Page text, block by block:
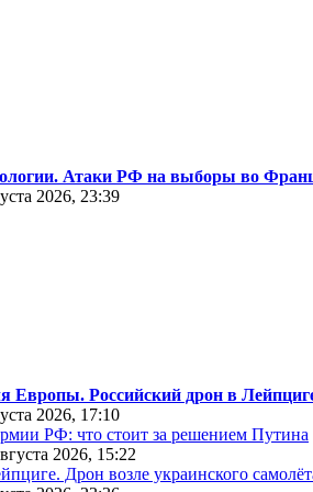
Атаки РФ на выборы во
2026, 23:39
Европы. Российский дрон в
2026, 17:10
РФ: что стоит за решением Путина
2026, 15:22
Дрон возле украинского